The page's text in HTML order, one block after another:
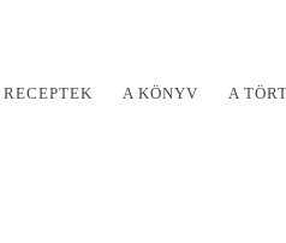
RECEPTEK A KÖNYV A